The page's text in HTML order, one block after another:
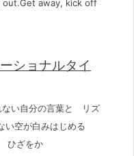
out.Get away, kick off
ショナルタイ
い自分の言葉と リズ
空が白みはじめる
ひざをか